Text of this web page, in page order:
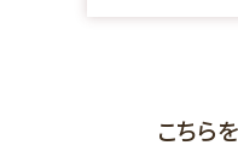
こちら